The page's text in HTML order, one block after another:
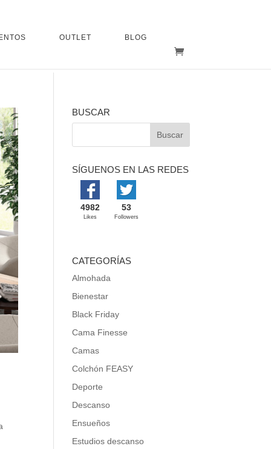
OUTLET BLOG
BUSCAR
SÍGUENOS EN LAS REDES
4982
Likes
53
Followers
CATEGORÍAS
Almohada
Bienestar
Black Friday
Cama Finesse
Camas
Colchón FEASY
Deporte
Descanso
Ensueños
Estudios descanso